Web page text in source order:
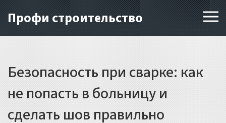
Профи строительство
Безопасность при сварке: как
не попасть в больницу и
сделать шов правильно